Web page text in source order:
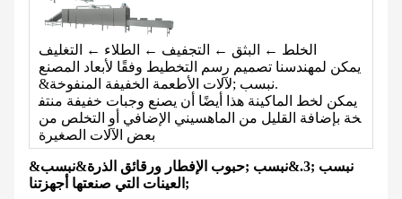
الخلط ← البثق ← التجفيف ← الطلاء ← التغليف
يمكن لمهندسنا تصميم رسم التخطيط وفقًا لأبعاد المصنع
&نبسب ;لآلات الأطعمة الخفيفة المنفوخة.
يمكن لخط الماكينة هذا أيضًا أن يصنع وجبات خفيفة منتف
خة بإضافة القليل من الماهسيني الإضافي أو التخلص من
بعض الآلات الصغيرة
&نبسب ;3 .&نبسب ;حبوب الإفطار ورقائق الذرة&نبسب
; العينات التي صنعتها أجهزتنا